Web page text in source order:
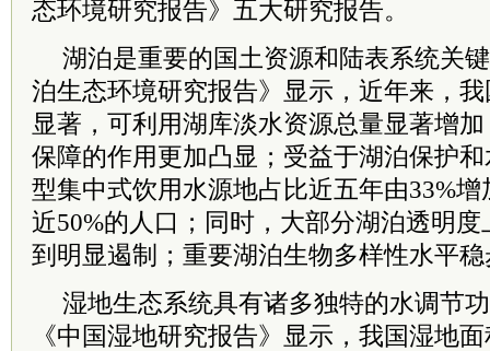
态环境研究报告》五大研究报告。
湖泊是重要的国土资源和陆表系统关
泊生态环境研究报告》显示，近年来，
显著，可利用湖库淡水资源总量显著增
保障的作用更加凸显；受益于湖泊保护
型集中式饮用水源地占比近五年由33%
近50%的人口；同时，大部分湖泊透明
到明显遏制；重要湖泊生物多样性水平
湿地生态系统具有诸多独特的水调节
《中国湿地研究报告》显示，我国湿地